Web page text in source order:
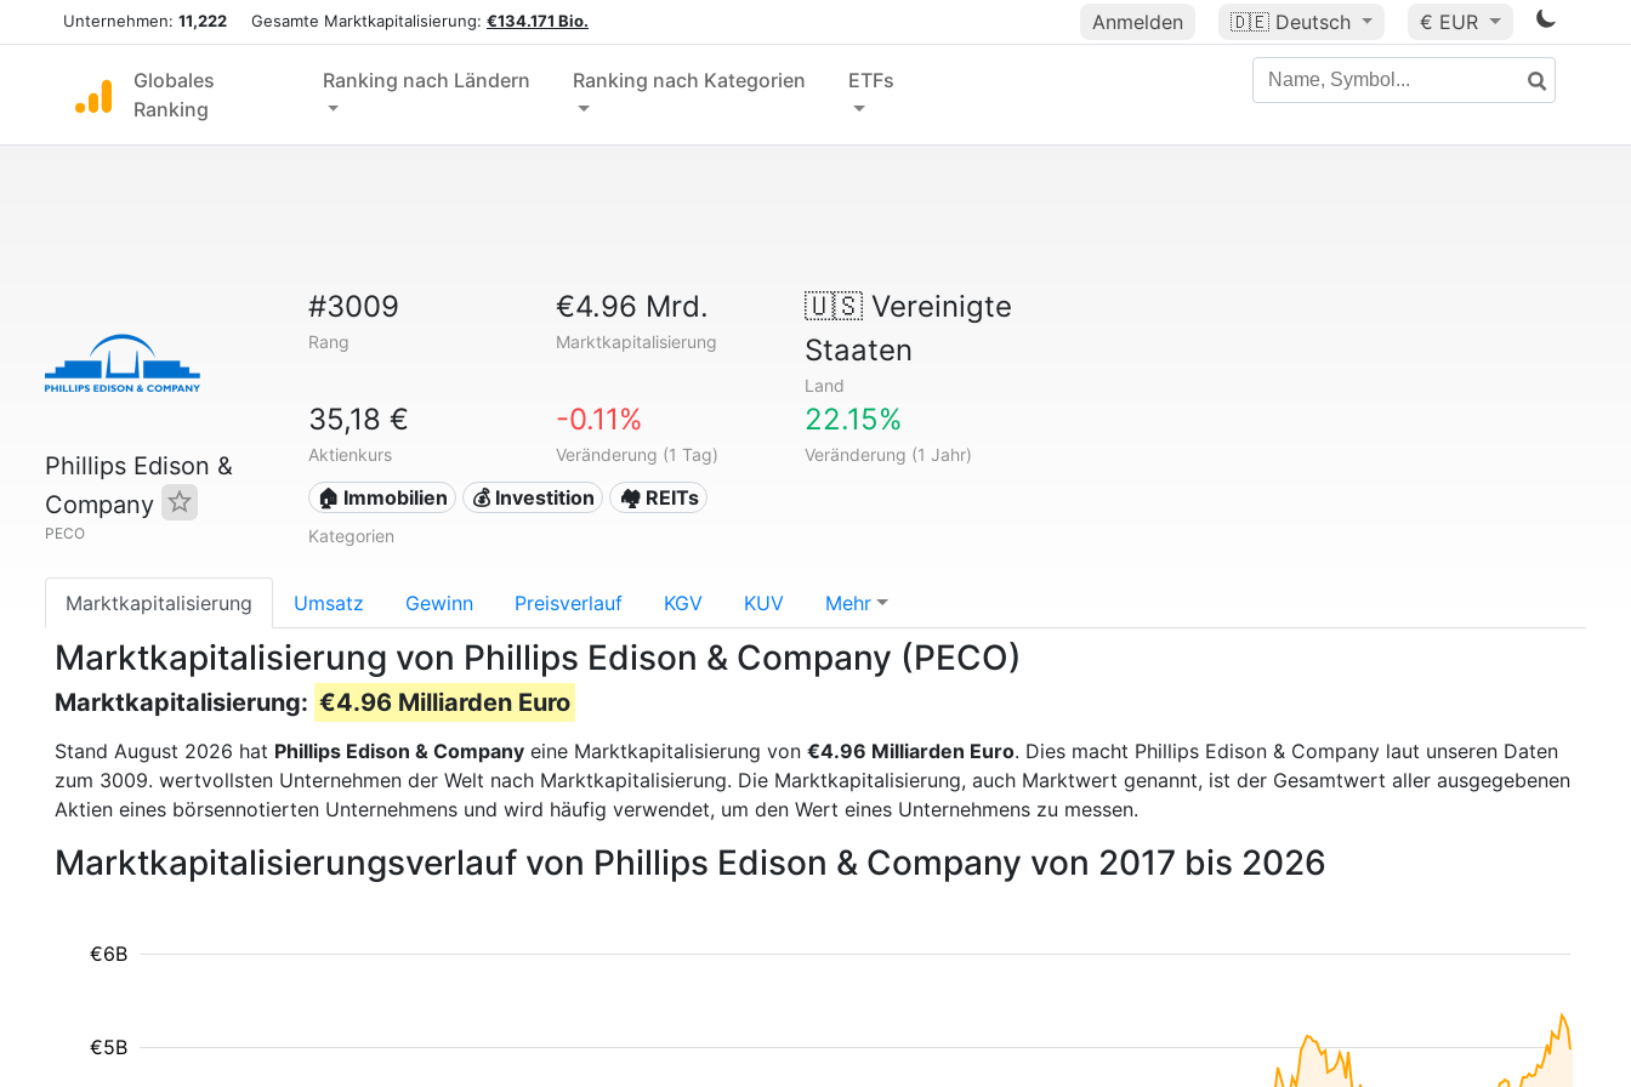
Unternehmen: 11,222 Gesamte Marktkapitalisierung: €134.171 Bio. Anmelden 🇩🇪 Deutsch € EUR
Globales
Ranking
Ranking nach Ländern Ranking nach Kategorien ETFs
Phillips Edison &
Company
PECO
#3009
Rang
€4.96 Mrd.
Marktkapitalisierung
🇺🇸Vereinigte
Staaten
Land
35,18 €
Aktienkurs
-0.11%
Veränderung (1 Tag)
22.15%
Veränderung (1 Jahr)
🏠 Immobilien 💰 Investition 🏘️ REITs
Kategorien
Marktkapitalisierung Umsatz Gewinn Preisverlauf KGV KUV Mehr
Marktkapitalisierung von Phillips Edison & Company (PECO)
Marktkapitalisierung: €4.96 Milliarden Euro
Stand August 2026 hat Phillips Edison & Company eine Marktkapitalisierung von €4.96 Milliarden Euro. Dies macht Phillips Edison & Company laut unseren Daten
zum 3009. wertvollsten Unternehmen der Welt nach Marktkapitalisierung. Die Marktkapitalisierung, auch Marktwert genannt, ist der Gesamtwert aller ausgegebenen
Aktien eines börsennotierten Unternehmens und wird häufig verwendet, um den Wert eines Unternehmens zu messen.
Marktkapitalisierungsverlauf von Phillips Edison & Company von 2017 bis 2026
€5B
€6B